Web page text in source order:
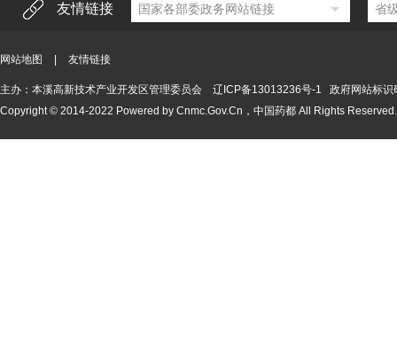
友情链接 国家各部委政务网站链接 省
网站地图 友情链接
主办：本溪高新技术产业开发区管理委员会 辽ICP备13013236号-1 政府网站标
Copyright © 2014-2022 Powered by Cnmc.Gov.Cn，中国药都 All Rights